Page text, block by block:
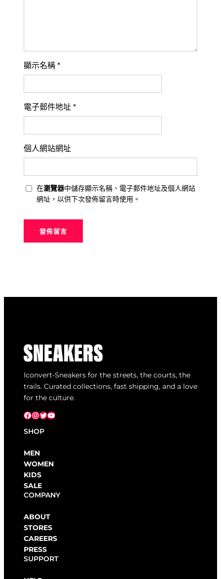
顯示名稱 *
電子郵件地址 *
個人網站網址
在瀏覽器中儲存顯示名稱、電子郵件地址及個人網站
網址，以供下次發佈留言時使用。
Iconvert-Sneakers for the streets, the courts, the
trails. Curated collections, fast shipping, and a love
for the culture.
Facebook InstagramX YouTube
SHOP
MEN
WOMEN
KIDS
SALE
COMPANY
ABOUT
STORES
CAREERS
PRESS
SUPPORT